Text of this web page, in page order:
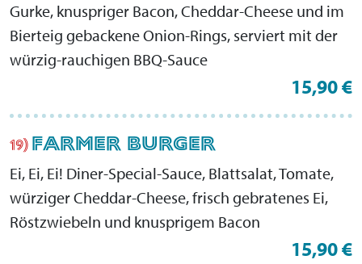
Gurke, knuspriger Bacon, Cheddar-Cheese und im
Bierteig gebackene Onion-Rings, serviert mit der
würzig-rauchigen BBQ-Sauce
15,90 €
19) FARMER BURGER
Ei, Ei, Ei! Diner-Special-Sauce, Blattsalat, Tomate,
würziger Cheddar-Cheese, frisch gebratenes Ei,
Röstzwiebeln und knusprigem Bacon
15,90 €